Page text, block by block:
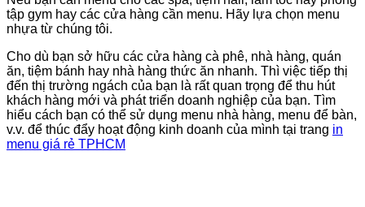
tập gym hay các cửa hàng cần menu. Hãy lựa chọn menu
nhựa từ chúng tôi.
Cho dù bạn sở hữu các cửa hàng cà phê, nhà hàng, quán
ăn, tiệm bánh hay nhà hàng thức ăn nhanh. Thì việc tiếp thị
đến thị trường ngách của bạn là rất quan trọng để thu hút
khách hàng mới và phát triển doanh nghiệp của bạn. Tìm
hiểu cách bạn có thể sử dụng menu nhà hàng, menu để bàn,
v.v. để thúc đẩy hoạt động kinh doanh của mình tại trang in
menu giá rẻ TPHCM